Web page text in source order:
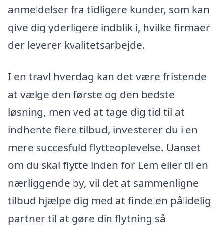
anmeldelser fra tidligere kunder, som kan
give dig yderligere indblik i, hvilke firmaer
der leverer kvalitetsarbejde.
I en travl hverdag kan det være fristende
at vælge den første og den bedste
løsning, men ved at tage dig tid til at
indhente flere tilbud, investerer du i en
mere succesfuld flytteoplevelse. Uanset
om du skal flytte inden for Lem eller til en
nærliggende by, vil det at sammenligne
tilbud hjælpe dig med at finde en pålidelig
partner til at gøre din flytning så